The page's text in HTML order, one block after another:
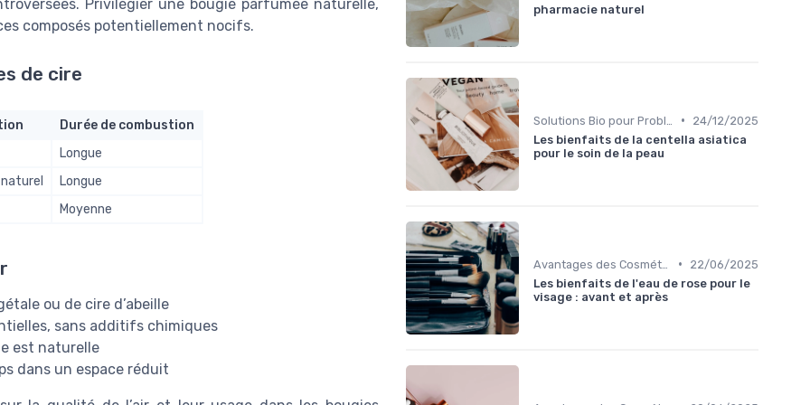
Privilégier une bougie parfumée naturelle,
composés potentiellement nocifs.
de cire
Durée de combustion
Longue
Longue
Moyenne
ou de cire d’abeille
sans additifs chimiques
est naturelle
dans un espace réduit
pharmacie naturel
•
24/12/2025
Les bienfaits de la centella asiatica
pour le soin de la peau
•
22/06/2025
Les bienfaits de l'eau de rose pour le
visage : avant et après